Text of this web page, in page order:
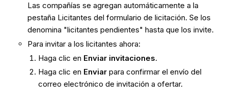
Las compañías se agregan automáticamente a la
pestaña Licitantes del formulario de licitación. Se los
denomina "licitantes pendientes" hasta que los invite.
Para invitar a los licitantes ahora:
Haga clic en Enviar invitaciones.
Haga clic en Enviarpara confirmar el envío del
correo electrónico de invitación a ofertar.